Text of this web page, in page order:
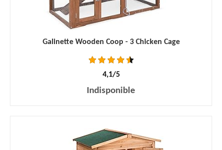
Galinette Wooden Coop - 3 Chicken Cage
4,1/5
Indisponible